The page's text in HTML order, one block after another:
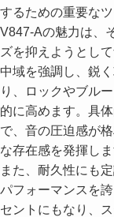
するための重要なツ
V847-Aの魅力は、
ズを抑えようとし
中域を強調し、鋭
り、ロックやブル
的に高めます。具
で、音の圧迫感が
な存在感を発揮しま
また、耐久性にも
パフォーマンスを
セントにもなり、